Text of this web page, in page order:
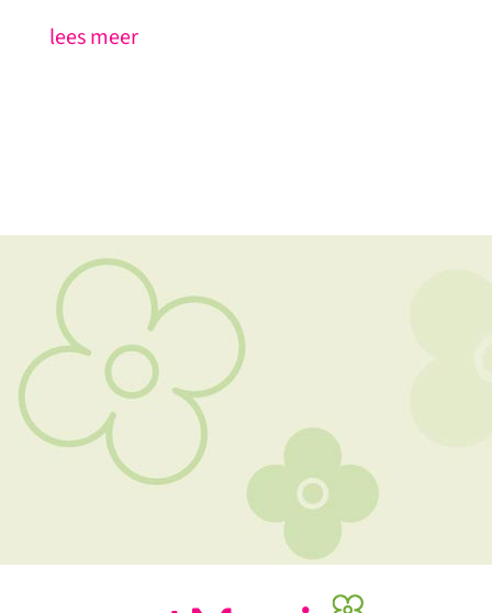
lees meer